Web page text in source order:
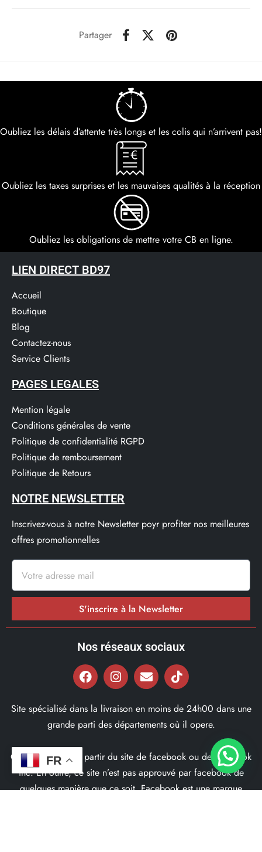
Partager
Oubliez les délais d’attente très longs et les colis qui n’arrivent pas!
Oubliez les taxes surprises et les mauvaises qualités à la réception
Oubliez les obligations de mettre votre CB en ligne.
LIEN DIRECT BD97
Accueil
Boutique
Blog
Contactez-nous
Service Clients​
PAGES LEGALES
Mention légale
Conditions générales de vente
Politique de confidentialité RGPD
Politique de remboursement
Politique de Retours
NOTRE NEWSLETTER
Inscrivez-vous à notre Newsletter poyr profiter nos meilleures
offres promotionnelles
S'inscrire à la Newsletter
Nos réseaux sociaux
Site spécialisé dans la livraison en moins de 24h00 dans une
grande parti des départements où il opere.
Ce site ne fait pas partir du site de facebook ou de facebook
inc. En outre, ce site n’est pas approuvé par facebook de
quelques manière que ce soit. Facebook est une marque
FR